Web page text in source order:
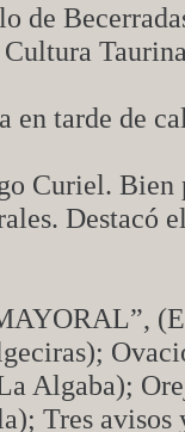
de
en tarde de
Curiel. Bien
Destacó
Algaba);
Tres avisos